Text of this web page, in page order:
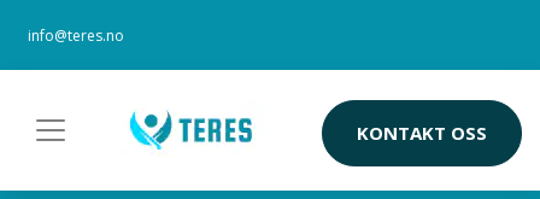
info@teres.no
KONTAKT OSS